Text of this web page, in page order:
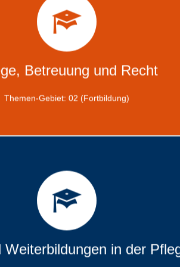
Betreuung und Recht
Themen-Gebiet: 02 (Fortbildung)
Betreuung und Recht
gelangen Sie zu unseren
Weiterbildungen in der
in der Pflege
gelangen Sie zu unseren Fort- &